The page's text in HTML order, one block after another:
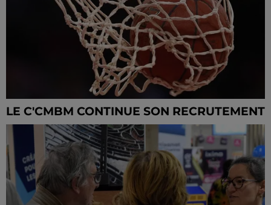
LE C'CMBM CONTINUE SON RECRUTEMENT